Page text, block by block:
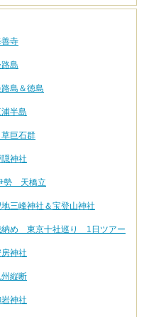
寺
島
島＆徳島
半島
巨石群
神社
勢 天橋立
三峰神社＆宝登山神社
納め 東京十社巡り 1日ツアー
神社
縦断
神社